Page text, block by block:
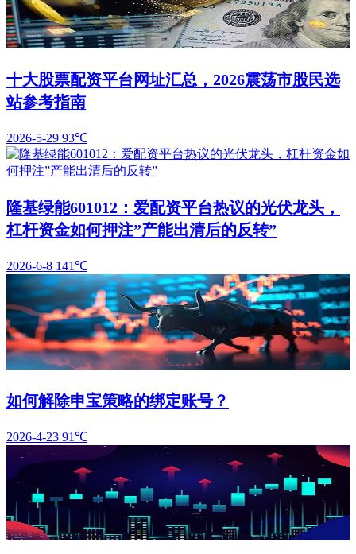
十大股票配资平台网址汇总，2026震荡市股民选
站参考指南
2026-5-29 93℃
隆基绿能601012：爱配资平台热议的光伏龙头，
杠杆资金如何押注”产能出清后的反转”
2026-6-8 141℃
如何解除申宝策略的绑定账号？
2026-4-23 91℃